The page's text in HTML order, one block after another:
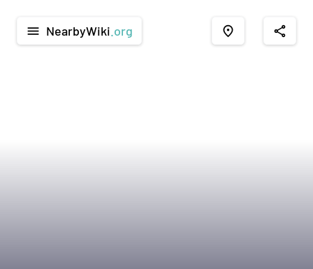
menu NearbyWiki .org place share